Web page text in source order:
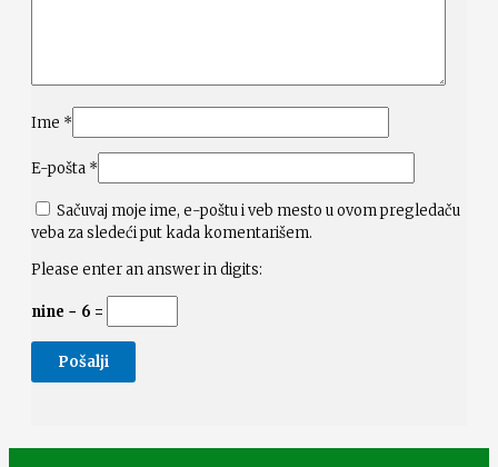
Ime *
E-pošta *
Sačuvaj moje ime, e-poštu i veb mesto u ovom pregledaču
veba za sledeći put kada komentarišem.
Please enter an answer in digits:
nine − 6 =